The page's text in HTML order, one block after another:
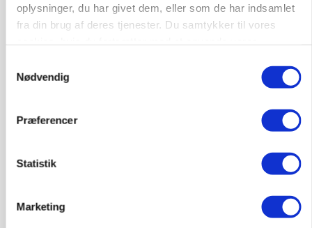
oplysninger, du har givet dem, eller som de har indsamlet
fra din brug af deres tjenester. Du samtykker til vores
Nødvendig
Præferencer
Statistik
Marketing
Annonce
Folketinget behandler ny gødskningslov: Sådan
kan den ændre din bedrift fra 2027